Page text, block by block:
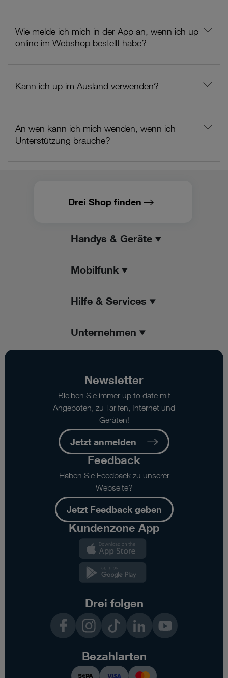
Wie melde ich mich in der App an, wenn ich up
online im Webshop bestellt habe?
Kann ich up im Ausland verwenden?
An wen kann ich mich wenden, wenn ich
Unterstützung brauche?
Drei Shop finden
Handys & Geräte
Mobilfunk
Hilfe & Services
Unternehmen
Newsletter
Bleiben Sie immer up to date mit
Angeboten, zu Tarifen, Internet und
Geräten!
Jetzt anmelden
Feedback
Haben Sie Feedback zu unserer
Webseite?
Jetzt Feedback geben
Kundenzone App
Drei folgen
InstagramTikTok LinkedInYouTube
Bezahlarten